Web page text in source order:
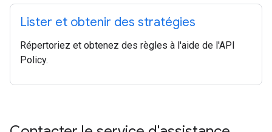
Lister et obtenir des stratégies
Répertoriez et obtenez des règles à l'aide de l'API
Policy.